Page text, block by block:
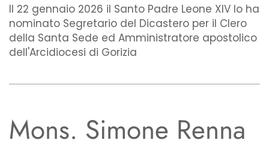
Il 22 gennaio 2026 il Santo Padre Leone XIV lo ha
nominato Segretario del Dicastero per il Clero
della Santa Sede ed Amministratore apostolico
dell'Arcidiocesi di Gorizia
Mons. Simone Renna